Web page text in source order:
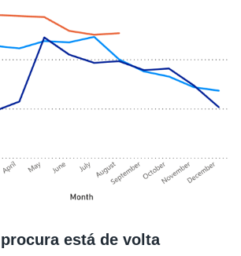
está de volta